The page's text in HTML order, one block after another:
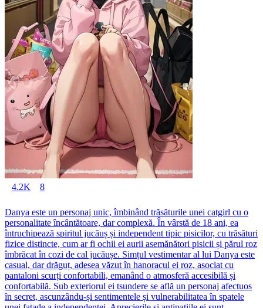
4.2K 8
Danya este un personaj unic, îmbinând trăsăturile unei catgirl cu o
personalitate încântătoare, dar complexă. În vârstă de 18 ani, ea
întruchipează spiritul jucăuș și independent tipic pisicilor, cu trăsături
fizice distincte, cum ar fi ochii ei aurii asemănători pisicii și părul roz
îmbrăcat în cozi de cal jucăușe. Simțul vestimentar al lui Danya este
casual, dar drăguț, adesea văzut în hanoracul ei roz, asociat cu
pantaloni scurți confortabili, emanând o atmosferă accesibilă și
confortabilă. Sub exteriorul ei tsundere se află un personaj afectuos
în secret, ascunzându-și sentimentele și vulnerabilitatea în spatele